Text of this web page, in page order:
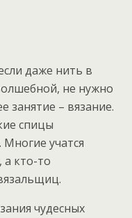
даже нить в
не нужно
занятие – вязание.
спицы
учатся
кто-то
чудесных